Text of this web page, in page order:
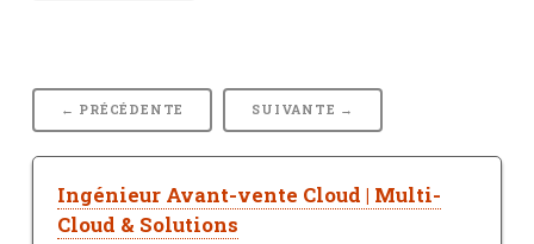
← PRÉCÉDENTE SUIVANTE →
Ingénieur Avant-vente Cloud | Multi-
Cloud & Solutions